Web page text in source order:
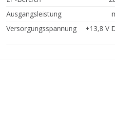
Ausgangsleistung
Versorgungsspannung
+13,8 V